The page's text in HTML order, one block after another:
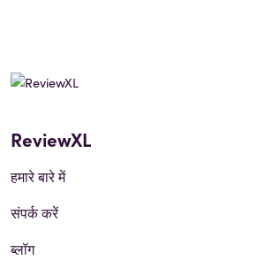
ReviewXL
हमारे बारे में
संपर्क करें
ब्लॉग